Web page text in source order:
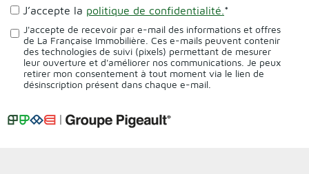
J’accepte la politique de confidentialité. *
J'accepte de recevoir par e-mail des informations et offres
de La Française Immobilière. Ces e-mails peuvent contenir
des technologies de suivi (pixels) permettant de mesurer
leur ouverture et d'améliorer nos communications. Je peux
retirer mon consentement à tout moment via le lien de
désinscription présent dans chaque e-mail.